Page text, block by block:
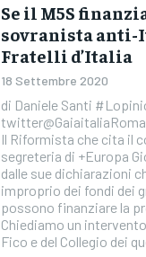
Se il M5S
sovranista anti-
Fratelli d’Italia
18 Settembre 2020
di Daniele Santi
Il Riformista che cita il
segreteria di +Europa
dalle sue dichiarazioni
improprio dei fondi dei
possono finanziare la
Chiediamo un
Fico e del Collegio dei